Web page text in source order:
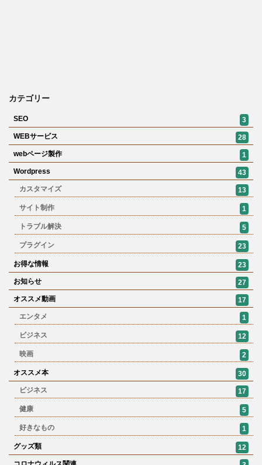
カテゴリー
SEO
3
WEBサービス
28
webページ製作
1
Wordpress
43
カスタマイズ
13
サイト制作 1
トラブル解決 5
プラグイン 23
お得な情報
23
お知らせ
27
オススメ動画
17
エンタメ
1
ビジネス 12
映画 2
オススメ本
30
ビジネス
17
健康 5
好きなもの 1
グッズ類
12